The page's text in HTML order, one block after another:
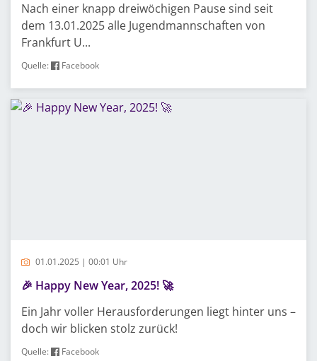
Nach einer knapp dreiwöchigen Pause sind seit
dem 13.01.2025 alle Jugendmannschaften von
Frankfurt U...
Quelle: Facebook
01.01.2025 | 00:01 Uhr
🎉 Happy New Year, 2025! 🚀
Ein Jahr voller Herausforderungen liegt hinter uns –
doch wir blicken stolz zurück!
Quelle: Facebook